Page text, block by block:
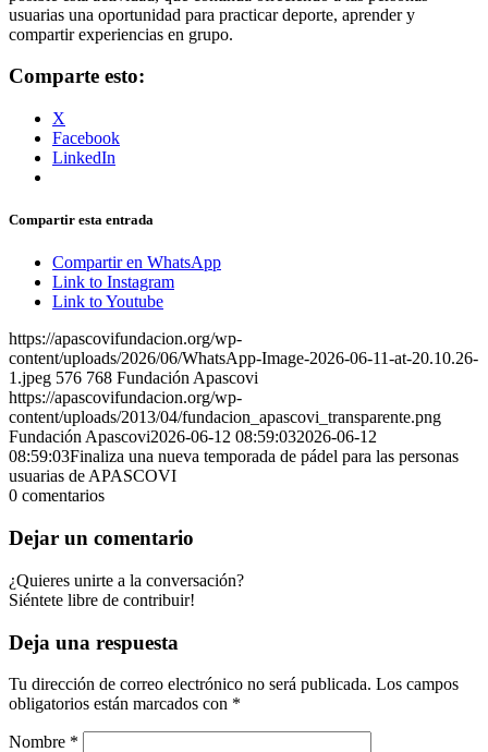
usuarias una oportunidad para practicar deporte, aprender y
compartir experiencias en grupo.
Comparte esto:
X
Facebook
LinkedIn
Compartir esta entrada
Compartir en WhatsApp
Link to Instagram
Link to Youtube
https://apascovifundacion.org/wp-
content/uploads/2026/06/WhatsApp-Image-2026-06-11-at-20.10.26-
1.jpeg 576 768 Fundación Apascovi
https://apascovifundacion.org/wp-
content/uploads/2013/04/fundacion_apascovi_transparente.png
Fundación Apascovi2026-06-12 08:59:032026-06-12
08:59:03Finaliza una nueva temporada de pádel para las personas
usuarias de APASCOVI
0 comentarios
Dejar un comentario
¿Quieres unirte a la conversación?
Siéntete libre de contribuir!
Deja una respuesta
Tu dirección de correo electrónico no será publicada. Los campos
obligatorios están marcados con *
Nombre *